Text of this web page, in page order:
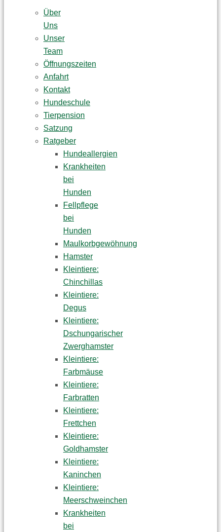
Über
Uns
Unser
Team
Öffnungszeiten
Anfahrt
Kontakt
Hundeschule
Tierpension
Satzung
Ratgeber
Hundeallergien
Krankheiten
bei
Hunden
Fellpflege
bei
Hunden
Maulkorbgewöhnung
Hamster
Kleintiere:
Chinchillas
Kleintiere:
Degus
Kleintiere:
Dschungarischer
Zwerghamster
Kleintiere:
Farbmäuse
Kleintiere:
Farbratten
Kleintiere:
Frettchen
Kleintiere:
Goldhamster
Kleintiere:
Kaninchen
Kleintiere:
Meerschweinchen
Krankheiten
bei